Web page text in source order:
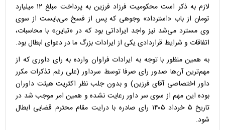
لازم به ذکر است محکومیت فرزاد فرزین به پرداخت مبلغ ۱۲ میلیارد
تومان از باب «استرداد» وجوهی که پس از فسخ می‌بایست از سوی
وی مسترد می‌شد نیز واجد ایراداتی بود که در «تباین» با محاسبات،
اتفاقات و شرایط قراردادی یکی از ایرادات بزرگ ما در دعوای ابطال بود.
به همین منظور با توجه به ایرادات فراوان وارده به رای داوری که از
مهم‌ترین آن‌ها صدور رای صرفا توسط سرداور (علی رغم تذکرات مکرر
داور اختصاصی آقای فرزین) و بدون جلب نظر اکثریت هیئت داوران
بوده این مهم از سوی سر داور رعایت نشده و همین امر موجب شد در
تاریخ ۵ خرداد ۱۴۰۵ رای صادره با درایت مقام محترم قضایی ابطال
شود.